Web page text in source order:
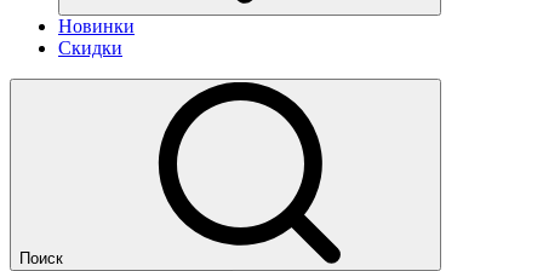
Новинки
Скидки
Поиск